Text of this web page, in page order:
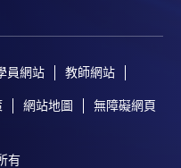
員網站 教師網站
網站地圖 無障礙網頁
有